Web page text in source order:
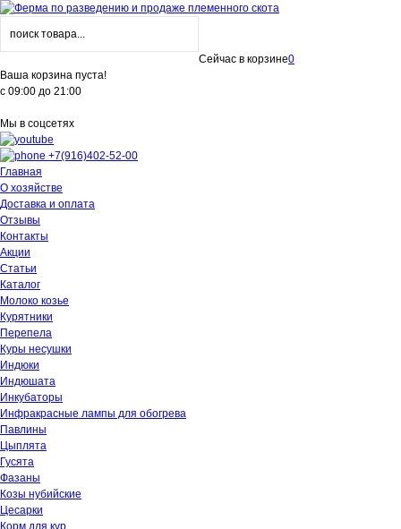
Сейчас в корзине0
Ваша корзина пуста!
с 09:00 до 21:00
Мы в соцсетях
+7(916)402-52-00
Главная
О хозяйстве
Доставка и оплата
Отзывы
Контакты
Акции
Статьи
Каталог
Молоко козье
Курятники
Перепела
Куры несушки
Индюки
Индюшата
Инкубаторы
Инфракрасные лампы для обогрева
Павлины
Цыплята
Гусята
Фазаны
Козы нубийские
Цесарки
Корм для кур